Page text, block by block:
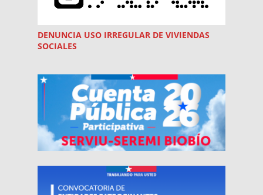
DENUNCIA USO IRREGULAR DE VIVIENDAS
SOCIALES